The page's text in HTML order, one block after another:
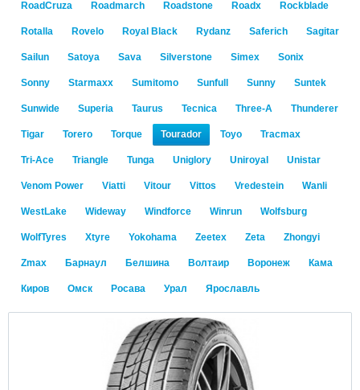
RoadCruza Roadmarch Roadstone Roadx Rockblade
Rotalla Rovelo Royal Black Rydanz Saferich Sagitar
Sailun Satoya Sava Silverstone Simex Sonix
Sonny Starmaxx Sumitomo Sunfull Sunny Suntek
Sunwide Superia Taurus Tecnica Three-A Thunderer
Tigar Torero Torque Tourador Toyo Tracmax
Tri-Ace Triangle Tunga Uniglory Uniroyal Unistar
Venom Power Viatti Vitour Vittos Vredestein Wanli
WestLake Wideway Windforce Winrun Wolfsburg
WolfTyres Xtyre Yokohama Zeetex Zeta Zhongyi
Zmax Барнаул Белшина Волтаир Воронеж Кама
Киров Омск Росава Урал Ярославль